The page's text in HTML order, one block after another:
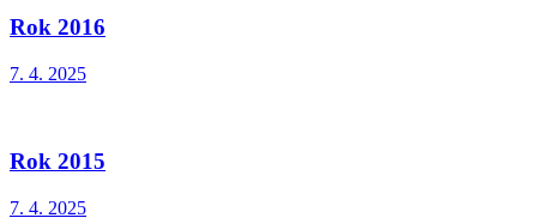
Rok 2016
7. 4. 2025
Rok 2015
7. 4. 2025